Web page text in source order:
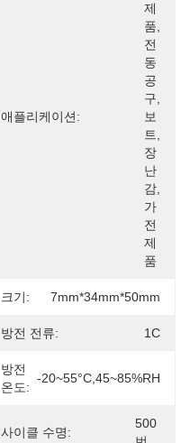
애플리케이션:
제
품,
전
동
공
구,
보
트,
장
난
감,
가
전
제
품
크기: 7mm*34mm*50mm
방전 전류: 1C
방전
온도:
-20~55°C,45~85%RH
사이클 수명:
500